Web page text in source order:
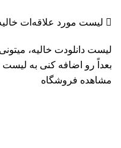
لیست مورد علاقه‌ات
لیست دانلودت خالیه،
بعداً رو اضافه کنی به لیست
مشاهده فروشگاه